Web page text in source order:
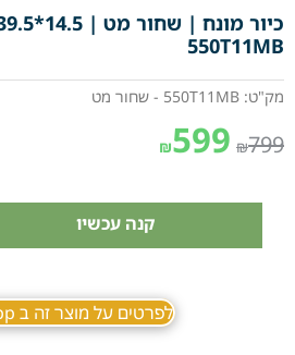
550T11MB
מק"ט: 550T11MB - שחור מט
₪799
₪599
קנה עכשיו
לפרטים על מוצר זה ב WhatsApp